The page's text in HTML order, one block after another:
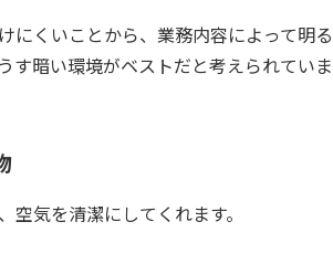
にくいことから、業務内容によって明る
す暗い環境がベストだと考えられていま
気を清潔にしてくれます。